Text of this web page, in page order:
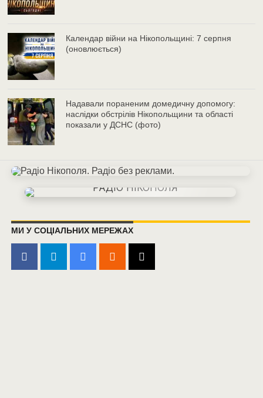
Календар війни на Нікопольщині: 7 серпня
(оновлюється)
Надавали пораненим домедичну допомогу:
наслідки обстрілів Нікопольщини та області
показали у ДСНС (фото)
МИ У СОЦІАЛЬНИХ МЕРЕЖАХ